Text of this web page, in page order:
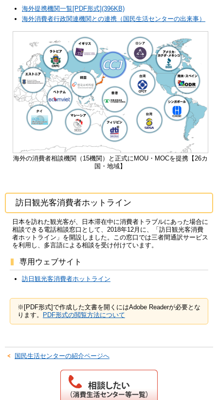
海外提携機関一覧[PDF形式](396KB)
海外消費者行政関連機関との連携（国民生活センターの出来事）
海外の消費者相談機関（15機関）と正式にMOU・MOCを提携【26カ
国・地域】
訪日観光客消費者ホットライン
日本を訪れた観光客が、日本滞在中に消費者トラブルにあった場合に
相談できる電話相談窓口として、2018年12月に、「訪日観光客消費
者ホットライン」を開設しました。この窓口では三者間通訳サービス
を利用し、多言語による相談を受け付けています。
専用ウェブサイト
訪日観光客消費者ホットライン
※[PDF形式]で作成した文書を開くにはAdobe Readerが必要とな
ります。 PDF形式の閲覧方法について
国民生活センターの紹介ページへ